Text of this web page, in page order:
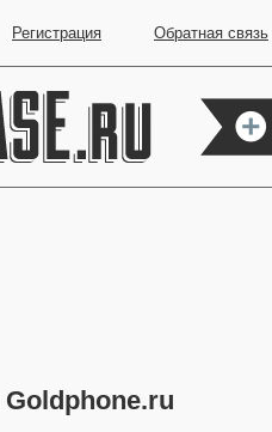
Регистрация Обратная связь